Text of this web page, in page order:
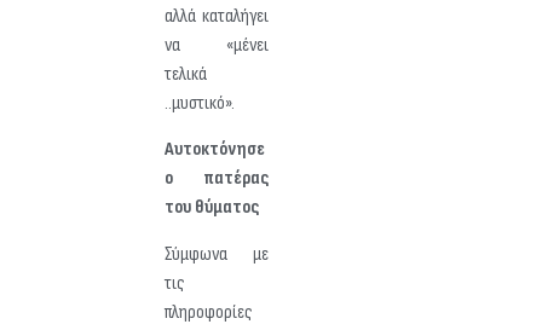
αλλά καταλήγει
να «μένει
τελικά
..μυστικό».
Αυτοκτόνησε
ο πατέρας
του θύματος
Σύμφωνα με
τις
πληροφορίες